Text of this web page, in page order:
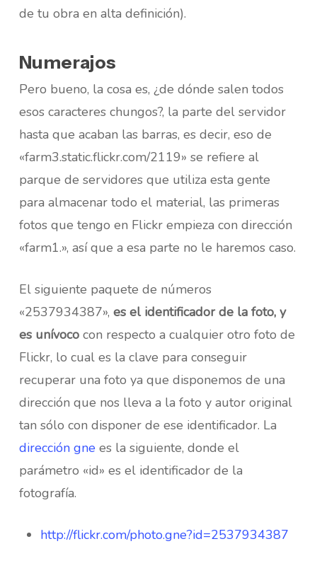
de tu obra en alta definición).
Numerajos
Pero bueno, la cosa es, ¿de dónde salen todos
esos caracteres chungos?, la parte del servidor
hasta que acaban las barras, es decir, eso de
«farm3.static.flickr.com/2119» se refiere al
parque de servidores que utiliza esta gente
para almacenar todo el material, las primeras
fotos que tengo en Flickr empieza con dirección
«farm1.», así que a esa parte no le haremos caso.
El siguiente paquete de números
«2537934387», es el identificador de la foto, y
es unívococon respecto a cualquier otro foto de
Flickr, lo cual es la clave para conseguir
recuperar una foto ya que disponemos de una
dirección que nos lleva a la foto y autor original
tan sólo con disponer de ese identificador. La
dirección gne es la siguiente, donde el
parámetro «id» es el identificador de la
fotografía.
http://flickr.com/photo.gne?id=2537934387